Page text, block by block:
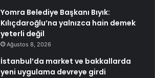
Yomra Belediye Başkanı Bıyık:
Kılıçdaroğlu’na yalnızca hain demek
yeterli değil
Ağustos 8, 2026
İstanbul’da market ve bakkallarda
yeni uygulama devreye girdi